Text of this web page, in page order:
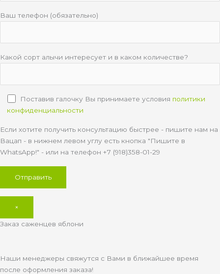
Ваш телефон (обязательно)
Какой сорт алычи интересует и в каком количестве?
Поставив галочку Вы принимаете условия политики
конфиденциальности
Если хотите получить консультацию быстрее - пишите нам на
Вацап - в нижнем левом углу есть кнопка "Пишите в
WhatsApp!" - или на телефон +7 (918)358-01-29
×
Заказ саженцев яблони
Наши менеджеры свяжутся с Вами в ближайшее время
после оформления заказа!